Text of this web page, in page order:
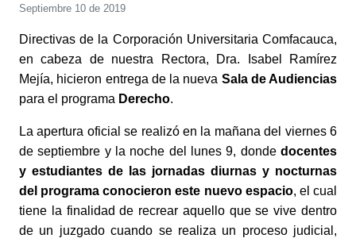
Septiembre 10 de 2019
Directivas de la Corporación Universitaria Comfacauca,
en cabeza de nuestra Rectora, Dra. Isabel Ramírez
Mejía, hicieron entrega de la nueva Sala de Audiencias
para el programa Derecho.
La apertura oficial se realizó en la mañana del viernes 6
de septiembre y la noche del lunes 9, donde docentes
y estudiantes de las jornadas diurnas y nocturnas
del programa conocieron este nuevo espacio, el cual
tiene la finalidad de recrear aquello que se vive dentro
de un juzgado cuando se realiza un proceso judicial,